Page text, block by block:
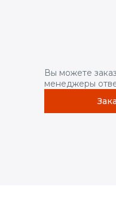
Вы можете
менеджеры